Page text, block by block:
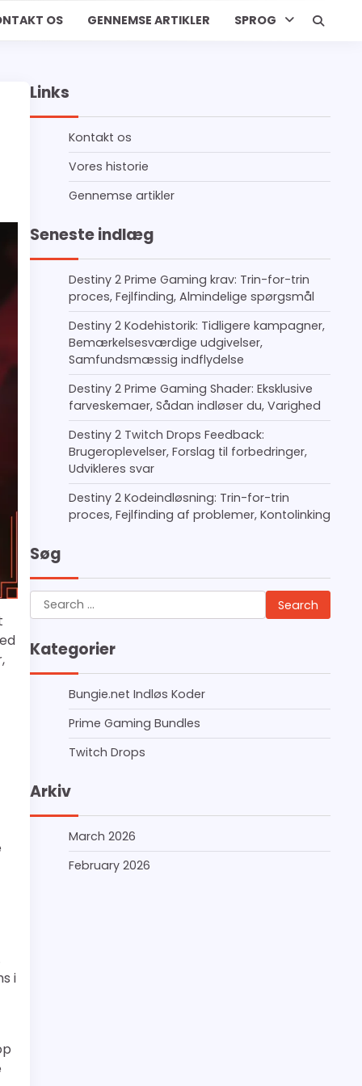
OS GENNEMSE ARTIKLER SPROG
i
Links
Kontakt os
Vores historie
Gennemse artikler
Seneste indlæg
Destiny 2 Prime Gaming krav: Trin-for-trin
proces, Fejlfinding, Almindelige spørgsmål
Destiny 2 Kodehistorik: Tidligere kampagner,
Bemærkelsesværdige udgivelser,
Samfundsmæssig indflydelse
Destiny 2 Prime Gaming Shader: Eksklusive
farveskemaer, Sådan indløser du, Varighed
Destiny 2 Twitch Drops Feedback:
Brugeroplevelser, Forslag til forbedringer,
Udvikleres svar
Destiny 2 Kodeindløsning: Trin-for-trin
proces, Fejlfinding af problemer, Kontolinking
Søg
Search
for:
Kategorier
Bungie.net Indløs Koder
Prime Gaming Bundles
Twitch Drops
Arkiv
March 2026
February 2026